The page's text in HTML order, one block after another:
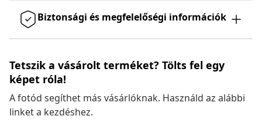
Biztonsági és megfelelőségi információk
Tetszik a vásárolt terméket? Tölts fel egy
képet róla!
A fotód segíthet más vásárlóknak. Használd az alábbi
linket a kezdéshez.